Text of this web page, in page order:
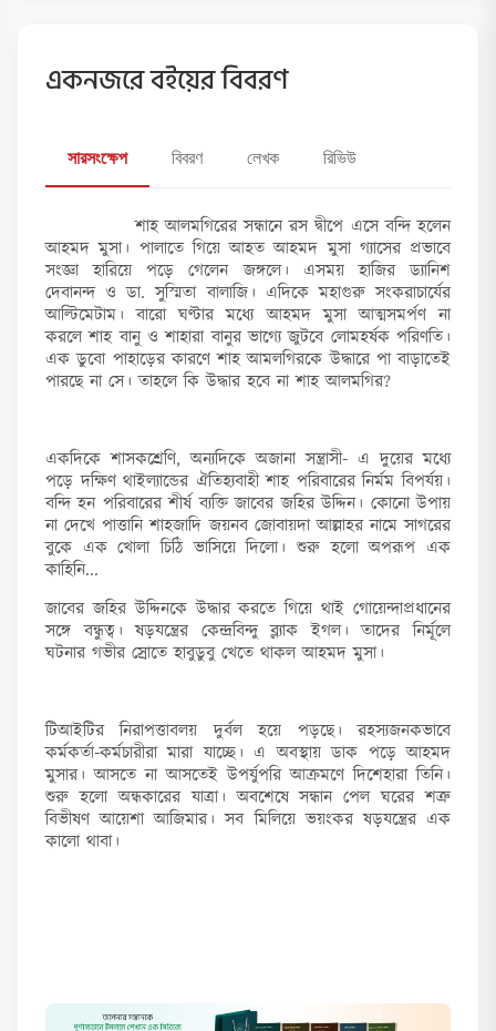
একনজরে বইয়ের বিবরণ
সারসংক্ষেপ বিবরণ লেখক রিভিউ
শাহ আলমগিরের সন্ধানে রস দ্বীপে এসে বন্দি হলেন
আহমদ মুসা। পালাতে গিয়ে আহত আহমদ মুসা গ্যাসের প্রভাবে
সংজ্ঞা হারিয়ে পড়ে গেলেন জঙ্গলে। এসময় হাজির ড্যানিশ
দেবানন্দ ও ডা. সুস্মিতা বালাজি। এদিকে মহাগুরু সংকরাচার্যের
আল্টিমেটাম। বারো ঘণ্টার মধ্যে আহমদ মুসা আত্মসমর্পণ না
করলে শাহ বানু ও শাহারা বানুর ভাগ্যে জুটবে লোমহর্ষক পরিণতি।
এক ডুবো পাহাড়ের কারণে শাহ আমলগিরকে উদ্ধারে পা বাড়াতেই
পারছে না সে। তাহলে কি উদ্ধার হবে না শাহ আলমগির?
একদিকে শাসকশ্রেণি, অন্যদিকে অজানা সন্ত্রাসী- এ দুয়ের মধ্যে
পড়ে দক্ষিণ থাইল্যান্ডের ঐতিহ্যবাহী শাহ পরিবারের নির্মম বিপর্যয়।
বন্দি হন পরিবারের শীর্ষ ব্যক্তি জাবের জহির উদ্দিন। কোনো উপায়
না দেখে পাত্তানি শাহজাদি জয়নব জোবায়দা আল্লাহর নামে সাগরের
বুকে এক খোলা চিঠি ভাসিয়ে দিলো। শুরু হলো অপরূপ এক
কাহিনি...
জাবের জহির উদ্দিনকে উদ্ধার করতে গিয়ে থাই গোয়েন্দাপ্রধানের
সঙ্গে বন্ধুত্ব। ষড়যন্ত্রের কেন্দ্রবিন্দু ব্ল্যাক ইগল। তাদের নির্মূলে
ঘটনার গভীর স্রোতে হাবুডুবু খেতে থাকল আহমদ মুসা।
টিআইটির নিরাপত্তাবলয় দুর্বল হয়ে পড়ছে। রহস্যজনকভাবে
কর্মকর্তা-কর্মচারীরা মারা যাচ্ছে। এ অবস্থায় ডাক পড়ে আহমদ
মুসার। আসতে না আসতেই উপর্যুপরি আক্রমণে দিশেহারা তিনি।
শুরু হলো অন্ধকারের যাত্রা। অবশেষে সন্ধান পেল ঘরের শত্রু
বিভীষণ আয়েশা আজিমার। সব মিলিয়ে ভয়ংকর ষড়যন্ত্রের এক
কালো থাবা।